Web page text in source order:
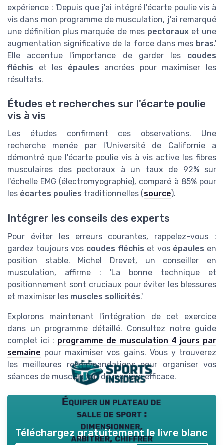
expérience : 'Depuis que j'ai intégré l'écarte poulie vis à
vis dans mon programme de musculation, j'ai remarqué
une définition plus marquée de mes pectorauxet une
augmentation significative de la force dans mes bras.'
Elle accentue l'importance de garder les coudes
fléchis et les épaules ancrées pour maximiser les
résultats.
Études et recherches sur l'écarte poulie
vis à vis
Les études confirment ces observations. Une
recherche menée par l'Université de Californie a
démontré que l'écarte poulie vis à vis active les fibres
musculaires des pectoraux à un taux de 92% sur
l'échelle EMG (électromyographie), comparé à 85% pour
les écartes poulies traditionnelles (source).
Intégrer les conseils des experts
Pour éviter les erreurs courantes, rappelez-vous :
gardez toujours vos coudes fléchis et vos épaules en
position stable. Michel Drevet, un conseiller en
musculation, affirme : 'La bonne technique et
positionnement sont cruciaux pour éviter les blessures
et maximiser les muscles sollicités.'
Explorons maintenant l'intégration de cet exercice
dans un programme détaillé. Consultez notre guide
complet ici : programme de musculation 4 jours par
semaine pour maximiser vos gains. Vous y trouverez
les meilleures recommandations pour organiser vos
séances de musculation de manière efficace.
Équiper un plateau de
salle de sport :
dimensionner,
arbitrer, chiffrer
Téléchargez gratuitement le livre blanc